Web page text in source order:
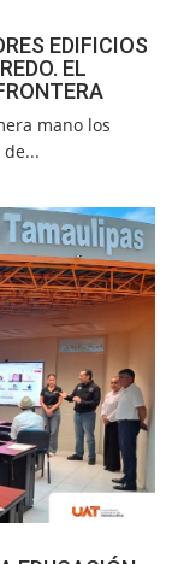
EDIFICIOS
EL
mano los